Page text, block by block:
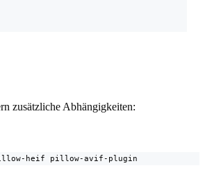
zusätzliche Abhängigkeiten:
heif pillow-avif-plugin